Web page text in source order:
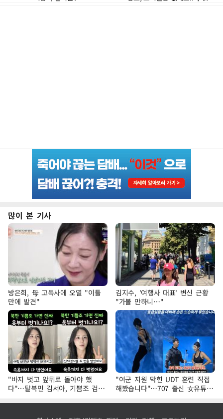
많이 본 기사
방은희, 母 고독사에 오열 "이틀
만에 발견"
김지수, '여행사 대표' 변신 근황
"가볼 만하니…"
"바지 벗고 앞뒤로 돌아야 했
다"…탈북민 김서아, 기쁨조 검사
수치심 회상
"여군 지원 막힌 UDT 훈련 직접
해봤습니다"…707 출신 女유튜버
'완벽 소화'